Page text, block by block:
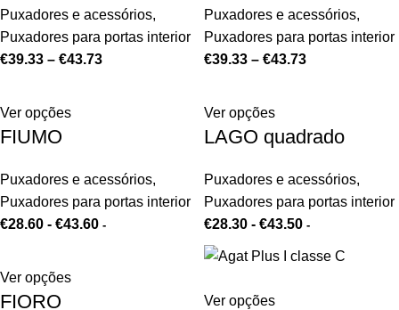
Puxadores e acessórios,
Puxadores para portas interior
€39.33 – €43.73
Puxadores e acessórios,
Puxadores para portas interior
€39.33 – €43.73
Ver opções
FIUMO
Puxadores e acessórios,
Puxadores para portas interior
€28.60 - €43.60 -
Ver opções
LAGO quadrado
Puxadores e acessórios,
Puxadores para portas interior
€28.30 - €43.50 -
Ver opções
FIORO Ver opções